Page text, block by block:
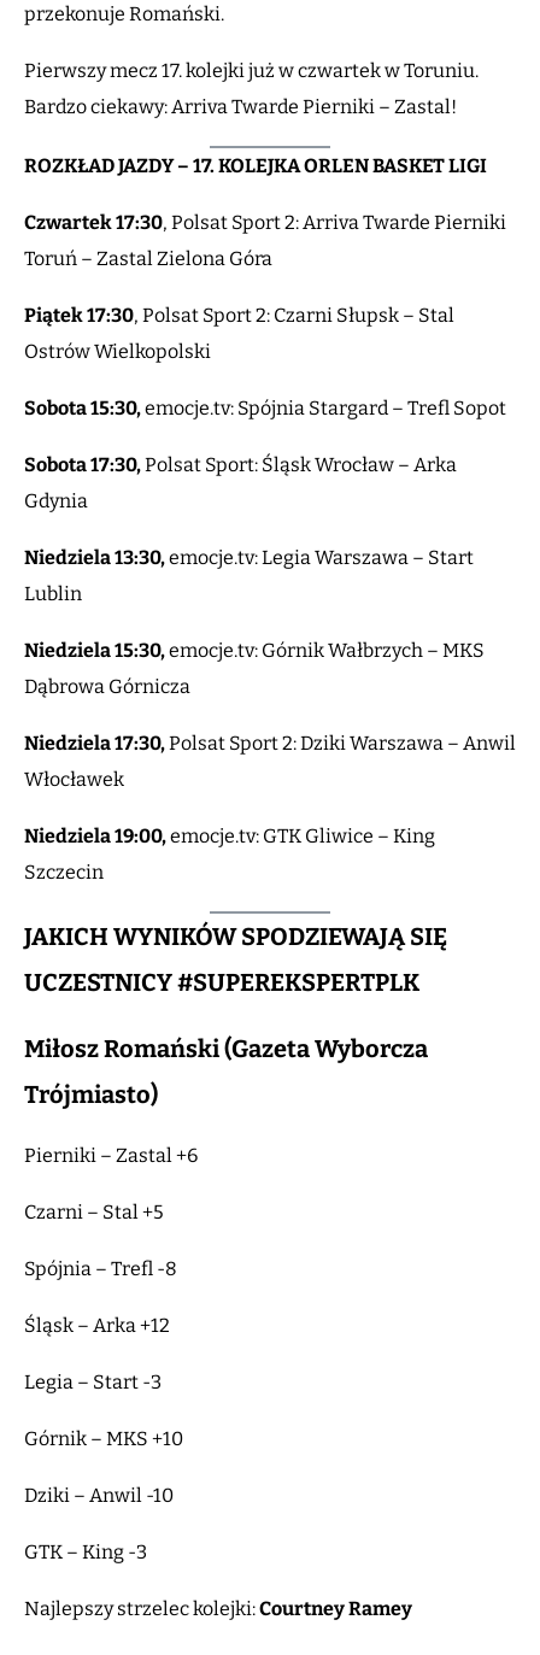
przekonuje Romański.
Pierwszy mecz 17. kolejki już w czwartek w Toruniu.
Bardzo ciekawy: Arriva Twarde Pierniki – Zastal!
ROZKŁAD JAZDY – 17. KOLEJKA ORLEN BASKET LIGI
Czwartek 17:30, Polsat Sport 2: Arriva Twarde Pierniki
Toruń – Zastal Zielona Góra
Piątek 17:30, Polsat Sport 2: Czarni Słupsk – Stal
Ostrów Wielkopolski
Sobota 15:30,emocje.tv: Spójnia Stargard – Trefl Sopot
Sobota 17:30,Polsat Sport: Śląsk Wrocław – Arka
Gdynia
Niedziela 13:30,emocje.tv: Legia Warszawa – Start
Lublin
Niedziela 15:30,emocje.tv: Górnik Wałbrzych – MKS
Dąbrowa Górnicza
Niedziela 17:30,Polsat Sport 2: Dziki Warszawa – Anwil
Włocławek
Niedziela 19:00,emocje.tv: GTK Gliwice – King
Szczecin
JAKICH WYNIKÓW SPODZIEWAJĄ SIĘ
UCZESTNICY #SUPEREKSPERTPLK
Miłosz Romański (Gazeta Wyborcza
Trójmiasto)
Pierniki – Zastal +6
Czarni – Stal +5
Spójnia – Trefl -8
Śląsk – Arka +12
Legia – Start -3
Górnik – MKS +10
Dziki – Anwil -10
GTK – King -3
Najlepszy strzelec kolejki:Courtney Ramey